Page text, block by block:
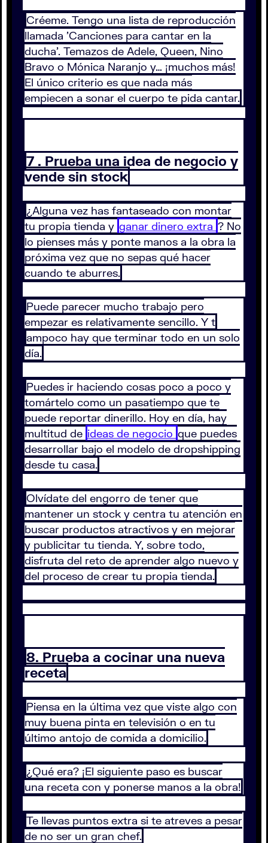
Créeme. Tengo una lista de reproducción
llamada 'Canciones para cantar en la
ducha'. Temazos de Adele, Queen, Nino
Bravo o Mónica Naranjo y… ¡muchos más!
El único criterio es que nada más
empiecen a sonar el cuerpo te pida cantar.
7 . Prueba una idea de negocio y
vende sin stock
¿Alguna vez has fantaseado con montar
tu propia tienda y ganar dinero extra ? No
lo pienses más y ponte manos a la obra la
próxima vez que no sepas qué hacer
cuando te aburres.
Puede parecer mucho trabajo pero
empezar es relativamente sencillo. Y t
ampoco hay que terminar todo en un solo
día.
Puedes ir haciendo cosas poco a poco y
tomártelo como un pasatiempo que te
puede reportar dinerillo. Hoy en día, hay
multitud de ideas de negocio que puedes
desarrollar bajo el modelo de dropshipping
desde tu casa.
Olvídate del engorro de tener que
mantener un stock y centra tu atención en
buscar productos atractivos y en mejorar
y publicitar tu tienda. Y, sobre todo,
disfruta del reto de aprender algo nuevo y
del proceso de crear tu propia tienda.
8. Prueba a cocinar una nueva
receta
Piensa en la última vez que viste algo con
muy buena pinta en televisión o en tu
último antojo de comida a domicilio.
¿Qué era? ¡El siguiente paso es buscar
una receta con y ponerse manos a la obra!
Te llevas puntos extra si te atreves a pesar
de no ser un gran chef.